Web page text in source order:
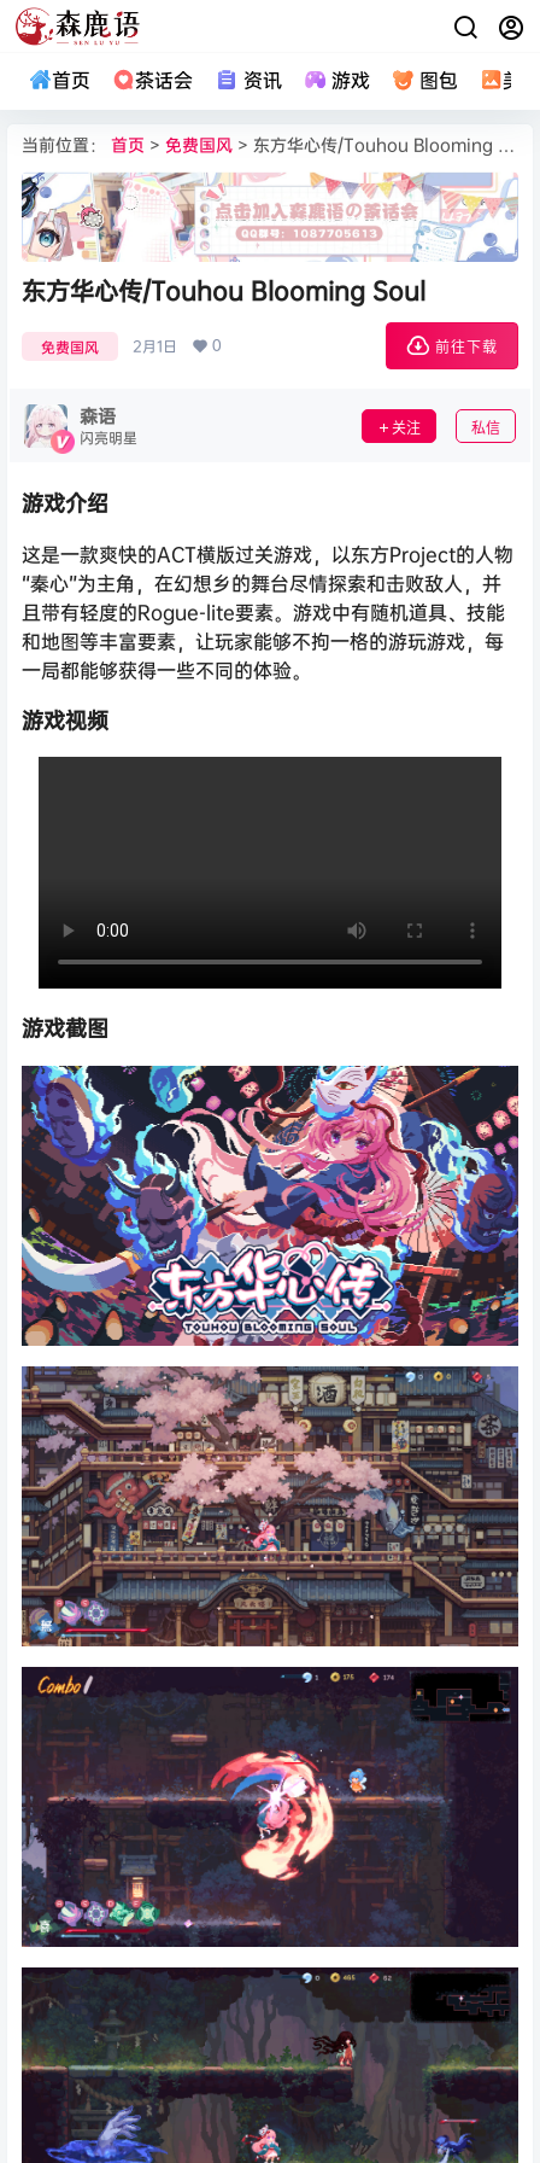
首页 茶话会 资讯 游戏 图包 美
当前位置： 首页 > 免费国风 > 东方华心传/Touhou Blooming Soul
东方华心传/Touhou Blooming Soul
免费国风 2月1日 0 前往下载
森语
闪亮明星 关注 私信
游戏介绍
这是一款爽快的ACT横版过关游戏，以东方Project的人物
“秦心”为主角，在幻想乡的舞台尽情探索和击败敌人，并
且带有轻度的Rogue-lite要素。游戏中有随机道具、技能
和地图等丰富要素，让玩家能够不拘一格的游玩游戏，每
一局都能够获得一些不同的体验。
游戏视频
游戏截图